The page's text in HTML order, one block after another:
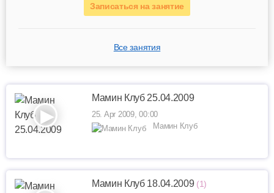
Записаться на занятие
Все занятия
Мамин Клуб 25.04.2009
25. Apr 2009, 00:00
Мамин Клуб
Мамин Клуб 18.04.2009 (1)